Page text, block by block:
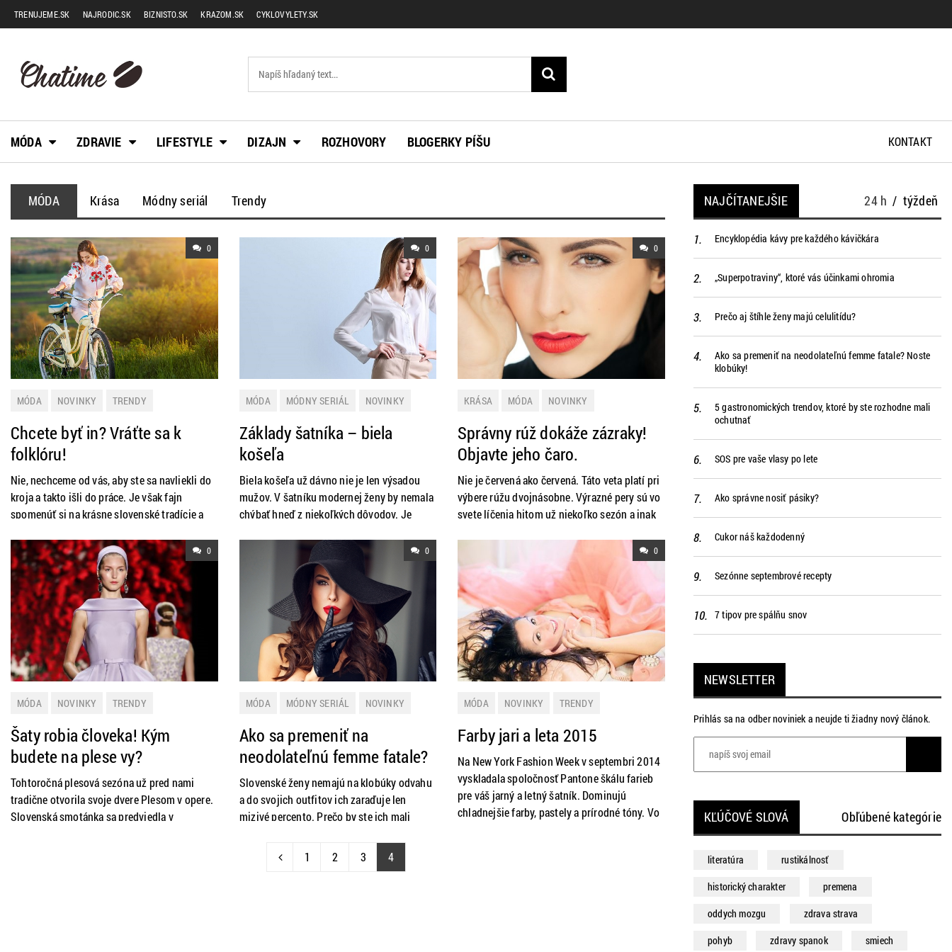
TRENUJEME.SK NAJRODIC.SK BIZNISTO.SK KRAZOM.SK CYKLOVYLETY.SK
MÓDA ZDRAVIE LIFESTYLE DIZAJN ROZHOVORY BLOGERKY PÍŠU KONTAKT
MÓDA Krása Módny seriál Trendy
0
MÓDA NOVINKY TRENDY
Chcete byť in? Vráťte sa k
folklóru!
Nie, nechceme od vás, aby ste sa navliekli do
kroja a takto išli do práce. Je však fajn
spomenúť si na krásne slovenské tradície a
sezónu sa módni návrhári opäť vracajú k
folklóru a zo zabudnutia vyťahujú motívy,
výšivky, vzory, materiály… Skúste popátrať v
skriniach starých materí
0
MÓDA MÓDNY SERIÁL NOVINKY
Základy šatníka – biela
košeľa
Biela košeľa už dávno nie je len výsadou
mužov. V šatníku modernej ženy by nemala
chýbať hneď z niekoľkých dôvodov. Je
sa všetkým ženám. Zachráni vás v každej
situácii, keď ste už zúfalé a neviete, čo na
seba. Biela košeľa je v šatníku ako taká
nenápadná prvá pomoc.
0
KRÁSA MÓDA NOVINKY
Správny rúž dokáže zázraky!
Objavte jeho čaro.
Nie je červená ako červená. Táto veta platí pri
výbere rúžu dvojnásobne. Výrazné pery sú vo
svete líčenia hitom už niekoľko sezón a inak
fuchsiová, krvavá červená, originálna fialová
aj nesmrteľná telová. Čoho by ste sa mali
držať pri výbere odtieňa, ak chcete vystúpiť z
davu, ale stále kráčať
0
MÓDA NOVINKY TRENDY
Šaty robia človeka! Kým
budete na plese vy?
Tohtoročná plesová sezóna už pred nami
tradične otvorila svoje dvere Plesom v opere.
Slovenská smotánka sa predviedla v
0
MÓDA MÓDNY SERIÁL NOVINKY
Ako sa premeniť na
neodolateľnú femme fatale?
Noste klobúky!
Slovenské ženy nemajú na klobúky odvahu
a do svojich outfitov ich zaraďuje len
mizivé percento. Prečo by ste ich mali
len princezná Kate?
0
MÓDA NOVINKY TRENDY
Farby jari a leta 2015
Na New York Fashion Week v septembri 2014
vyskladala spoločnosť Pantone škálu farieb
pre váš jarný a letný šatník. Dominujú
chladnejšie farby, pastely a prírodné tóny. Vo
1 2 3 4
NAJČÍTANEJŠIE 24 h / týždeň
Encyklopédia kávy pre každého kávičkára
„Superpotraviny“, ktoré vás účinkami ohromia
Prečo aj štíhle ženy majú celulitídu?
Ako sa premeniť na neodolateľnú femme fatale? Noste
klobúky!
5 gastronomických trendov, ktoré by ste rozhodne mali
ochutnať
SOS pre vaše vlasy po lete
Ako správne nosiť pásiky?
Cukor náš každodenný
Sezónne septembrové recepty
7 tipov pre spálňu snov
NEWSLETTER
Prihlás sa na odber noviniek a neujde ti žiadny nový článok.
KĽÚČOVÉ SLOVÁ Obľúbené kategórie
literatúra
rustikálnosť
historický charakter
premena
oddych mozgu
zdrava strava
pohyb
zdravy spanok
smiech